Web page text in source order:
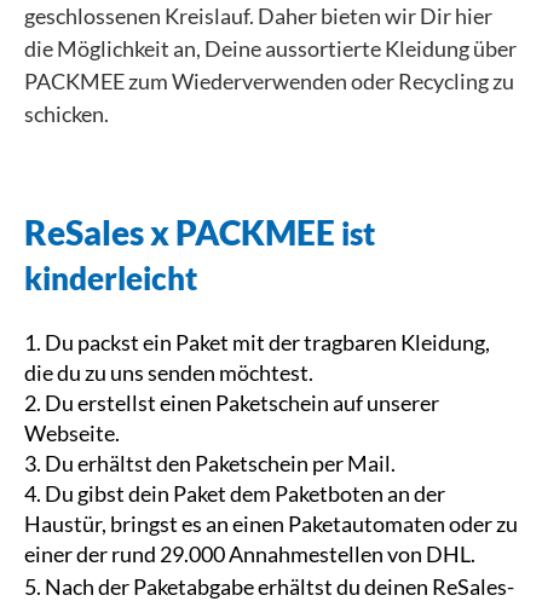
geschlossenen Kreislauf. Daher bieten wir Dir hier
die Möglichkeit an, Deine aussortierte Kleidung über
PACKMEE zum Wiederverwenden oder Recycling zu
schicken.
ReSales x PACKMEE ist
kinderleicht
1. Du packst ein Paket mit der tragbaren Kleidung,
die du zu uns senden möchtest.
2. Du erstellst einen Paketschein auf unserer
Webseite.
3. Du erhältst den Paketschein per Mail.
4. Du gibst dein Paket dem Paketboten an der
Haustür, bringst es an einen Paketautomaten oder zu
einer der rund 29.000 Annahmestellen von DHL.
5. Nach der Paketabgabe erhältst du deinen ReSales-